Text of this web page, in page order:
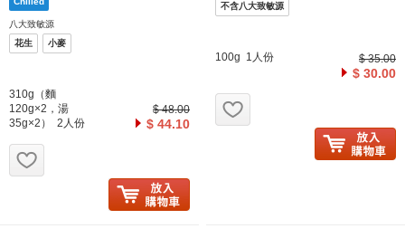
八大致敏源
花生
小麥
310g（麵
120g×2，湯
35g×2） 2人份
$ 48.00
$ 44.10
不含八大致敏源
100g 1人份 $ 35.00
$ 30.00